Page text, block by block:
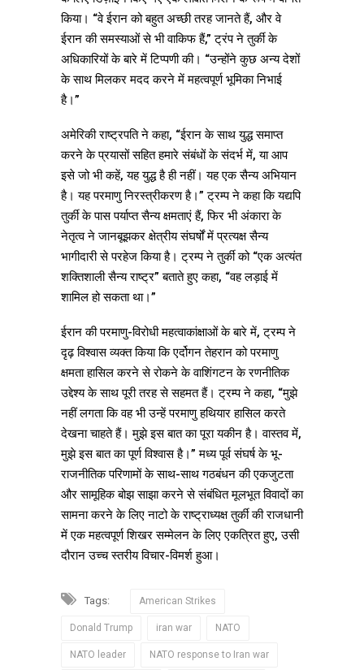
किया। “वे ईरान को बहुत अच्छी तरह जानते हैं, और वे
ईरान की समस्याओं से भी वाकिफ हैं,” ट्रंप ने तुर्की के
अधिकारियों के बारे में टिप्पणी की। “उन्होंने कुछ अन्य देशों
के साथ मिलकर मदद करने में महत्वपूर्ण भूमिका निभाई
है।”
अमेरिकी राष्ट्रपति ने कहा, “ईरान के साथ युद्ध समाप्त
करने के प्रयासों सहित हमारे संबंधों के संदर्भ में, या आप
इसे जो भी कहें, यह युद्ध है ही नहीं। यह एक सैन्य अभियान
है। यह परमाणु निरस्त्रीकरण है।” ट्रम्प ने कहा कि यद्यपि
तुर्की के पास पर्याप्त सैन्य क्षमताएं हैं, फिर भी अंकारा के
नेतृत्व ने जानबूझकर क्षेत्रीय संघर्षों में प्रत्यक्ष सैन्य
भागीदारी से परहेज किया है। ट्रम्प ने तुर्की को “एक अत्यंत
शक्तिशाली सैन्य राष्ट्र” बताते हुए कहा, “वह लड़ाई में
शामिल हो सकता था।”
ईरान की परमाणु-विरोधी महत्वाकांक्षाओं के बारे में, ट्रम्प ने
दृढ़ विश्वास व्यक्त किया कि एर्दोगन तेहरान को परमाणु
क्षमता हासिल करने से रोकने के वाशिंगटन के रणनीतिक
उद्देश्य के साथ पूरी तरह से सहमत हैं। ट्रम्प ने कहा, “मुझे
नहीं लगता कि वह भी उन्हें परमाणु हथियार हासिल करते
देखना चाहते हैं। मुझे इस बात का पूरा यकीन है। वास्तव में,
मुझे इस बात का पूर्ण विश्वास है।” मध्य पूर्व संघर्ष के भू-
राजनीतिक परिणामों के साथ-साथ गठबंधन की एकजुटता
और सामूहिक बोझ साझा करने से संबंधित मूलभूत विवादों का
सामना करने के लिए नाटो के राष्ट्राध्यक्ष तुर्की की राजधानी
में एक महत्वपूर्ण शिखर सम्मेलन के लिए एकत्रित हुए, उसी
दौरान उच्च स्तरीय विचार-विमर्श हुआ।
Tags: American Strikes
Donald Trump iran war NATO
NATO leader NATO response to Iran war